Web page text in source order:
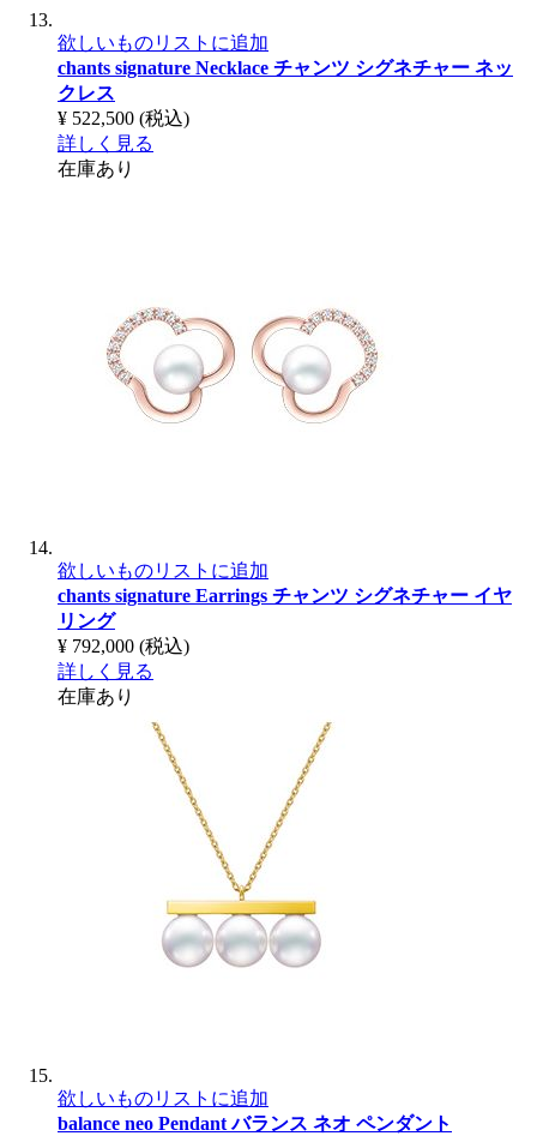
欲しいものリストに追加
chants signature Necklace チャンツ シグネチャー ネッ
クレス
¥ 522,500 (税込)
詳しく見る
在庫あり
欲しいものリストに追加
chants signature Earrings チャンツ シグネチャー イヤ
リング
¥ 792,000 (税込)
詳しく見る
在庫あり
欲しいものリストに追加
balance neo Pendantバランス ネオ ペンダント